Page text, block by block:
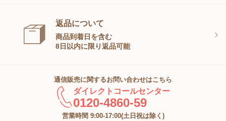
返品について
商品到着日を含む
8日以内に限り返品可能
通信販売に関するお問い合わせはこちら
ダイレクトコールセンター
0120-4860-59
営業時間 9:00-17:00(土日祝は除く)